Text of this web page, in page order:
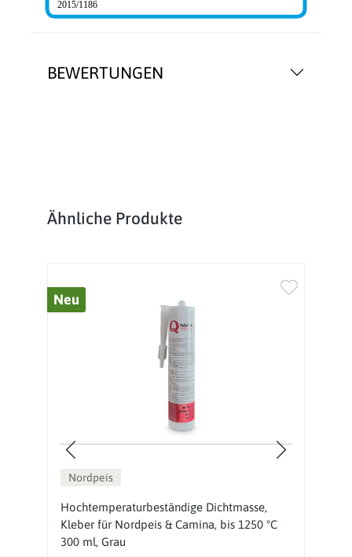
BEWERTUNGEN
2015/1186
Produktgalerie überspringen
Ähnliche Produkte
Neu
Nordpeis
Hochtemperaturbeständige Dichtmasse,
Kleber für Nordpeis & Camina, bis 1250 °C
300 ml, Grau